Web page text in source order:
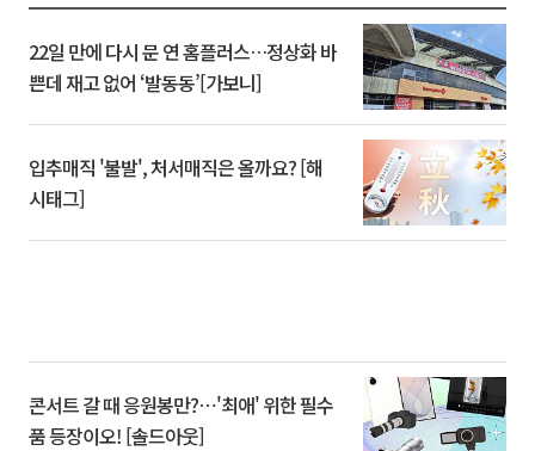
22일 만에 다시 문 연 홈플러스…정상화 바
쁜데 재고 없어 ‘발동동’[가보니]
입추매직 '불발', 처서매직은 올까요? [해
시태그]
콘서트 갈 때 응원봉만?⋯'최애' 위한 필수
품 등장이오! [솔드아웃]